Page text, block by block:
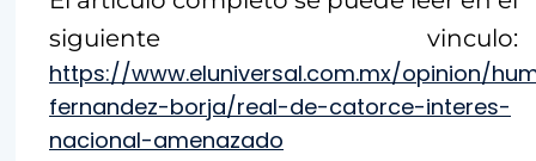
siguiente vinculo:
https://www.eluniversal.com.mx/opinion/
fernandez-borja/real-de-catorce-interes-
nacional-amenazado